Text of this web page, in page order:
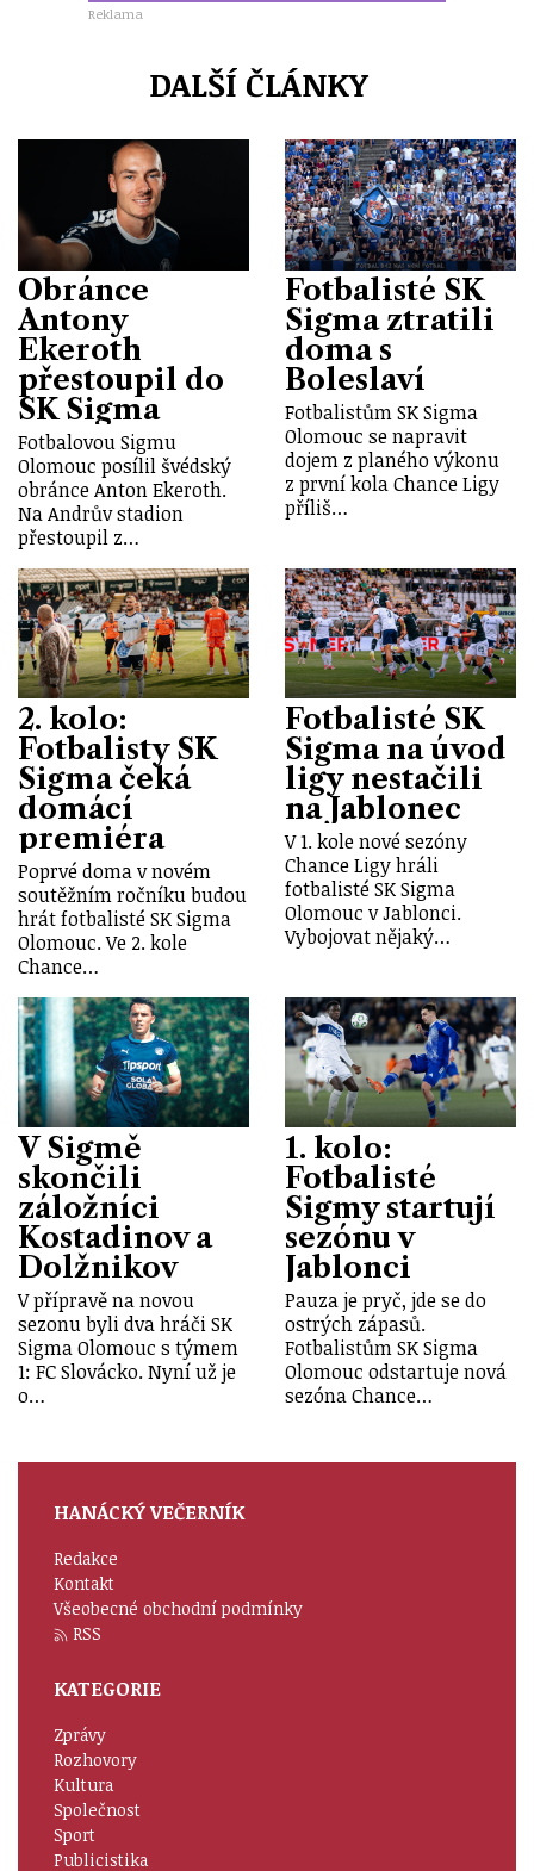
Reklama
DALŠÍ ČLÁNKY
Obránce
Antony
Ekeroth
přestoupil do
SK Sigma
Fotbalovou Sigmu
Olomouc posílil švédský
obránce Anton Ekeroth.
Na Andrův stadion
přestoupil z…
Fotbalisté SK
Sigma ztratili
doma s
Boleslaví
Fotbalistům SK Sigma
Olomouc se napravit
dojem z planého výkonu
z první kola Chance Ligy
příliš…
2. kolo:
Fotbalisty SK
Sigma čeká
domácí
premiéra
Poprvé doma v novém
soutěžním ročníku budou
hrát fotbalisté SK Sigma
Olomouc. Ve 2. kole
Chance…
Fotbalisté SK
Sigma na úvod
ligy nestačili
na Jablonec
V 1. kole nové sezóny
Chance Ligy hráli
fotbalisté SK Sigma
Olomouc v Jablonci.
Vybojovat nějaký…
V Sigmě
skončili
záložníci
Kostadinov a
Dolžnikov
V přípravě na novou
sezonu byli dva hráči SK
Sigma Olomouc s týmem
1: FC Slovácko. Nyní už je
o…
1. kolo:
Fotbalisté
Sigmy startují
sezónu v
Jablonci
Pauza je pryč, jde se do
ostrých zápasů.
Fotbalistům SK Sigma
Olomouc odstartuje nová
sezóna Chance…
HANÁCKÝ VEČERNÍK
Redakce
Kontakt
Všeobecné obchodní podmínky
RSS
KATEGORIE
Zprávy
Rozhovory
Kultura
Společnost
Sport
Publicistika